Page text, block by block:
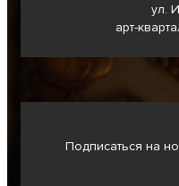
ул.
арт-
Подписаться на